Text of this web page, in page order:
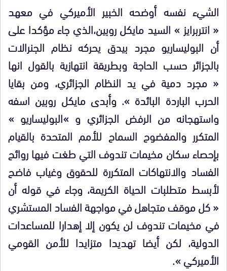
الشيء نفسه أوضحه الخبير الأميركي في معهد
« انتربرايز » السيد مايكل روبين،الذي جاء مؤكدا على
أن البوليساريو مجرد بيدق يحركه نظام الجنرالات
بالجزائر حسب الحاجة وبطريقة انتهازية بالقول انها
« مجرد دمية في يد النظام الجزائري، ومن بقايا
الحرب الباردة البائدة ». وأبدى مايكل روبين اسفه
واستهجانه من الرفض الجزائري و »البوليساريو »
المتكرر والمفضوح السماح للأمم المتحدة بالقيام
بإحصاء سكان مخيمات تندوف التي طغت فيها روائح
الفساد والانتهاكات المتكررة للحقوق وغياب فاضح
لأبسط متطلبات الحياة الكريمة، وجاء في قوله أن
« كل موقف متجاهل في مواجهة الفساد المستشري
في مخيمات تندوف لن يكون إلا إهدارا للمساعدات
الدولية، لكن أيضا تهديدا متزايدا للأمن القومي
الأميركي ».